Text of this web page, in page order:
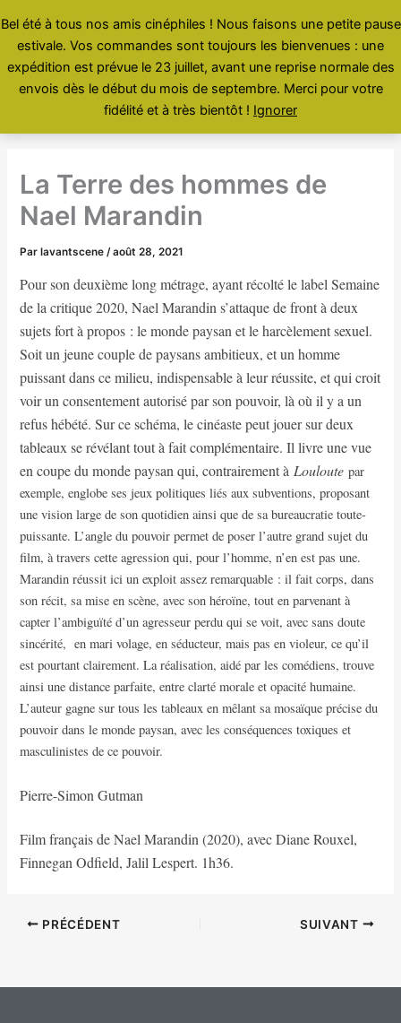
Bel été à tous nos amis cinéphiles ! Nous faisons une petite pause
estivale. Vos commandes sont toujours les bienvenues : une
expédition est prévue le 23 juillet, avant une reprise normale des
envois dès le début du mois de septembre. Merci pour votre
fidélité et à très bientôt ! Ignorer
au
contenu
Menu
La Terre des hommes de
Nael Marandin
Parlavantscene /août 28, 2021
Pour son deuxième long métrage, ayant récolté le label Semaine
de la critique 2020, Nael Marandin s’attaque de front à deux
sujets fort à propos : le monde paysan et le harcèlement sexuel.
Soit un jeune couple de paysans ambitieux, et un homme
puissant dans ce milieu, indispensable à leur réussite, et qui croit
voir un consentement autorisé par son pouvoir, là où il y a un
refus hébété. Sur ce schéma, le cinéaste peut jouer sur deux
tableaux se révélant tout à fait complémentaire. Il livre une vue
en coupe du monde paysan qui, contrairement à Louloute par
exemple, englobe ses jeux politiques liés aux subventions, proposant
une vision large de son quotidien ainsi que de sa bureaucratie toute-
puissante. L’angle du pouvoir permet de poser l’autre grand sujet du
film, à travers cette agression qui, pour l’homme, n’en est pas une.
Marandin réussit ici un exploit assez remarquable : il fait corps, dans
son récit, sa mise en scène, avec son héroïne, tout en parvenant à
capter l’ambiguïté d’un agresseur perdu qui se voit, avec sans doute
sincérité, en mari volage, en séducteur, mais pas en violeur, ce qu’il
est pourtant clairement. La réalisation, aidé par les comédiens, trouve
ainsi une distance parfaite, entre clarté morale et opacité humaine.
L’auteur gagne sur tous les tableaux en mêlant sa mosaïque précise du
pouvoir dans le monde paysan, avec les conséquences toxiques et
masculinistes de ce pouvoir.
Pierre-Simon Gutman
Film français de Nael Marandin (2020), avec Diane Rouxel,
Finnegan Odfield, Jalil Lespert. 1h36.
PRÉCÉDENT SUIVANT